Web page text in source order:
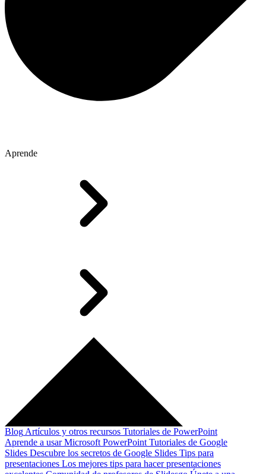
Aprende
Blog Artículos y otros recursos Tutoriales de PowerPoint
Aprende a usar Microsoft PowerPoint Tutoriales de Google
Slides Descubre los secretos de Google Slides Tips para
presentaciones Los mejores tips para hacer presentaciones